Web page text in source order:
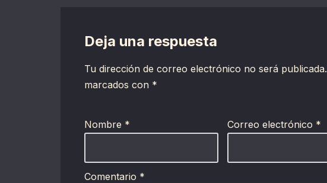
Deja una respuesta
Tu dirección de correo electrónico no será publicada.
marcados con *
Nombre * Correo electrónico *
Comentario *